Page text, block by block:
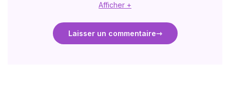
Afficher +
Laisser un commentaire